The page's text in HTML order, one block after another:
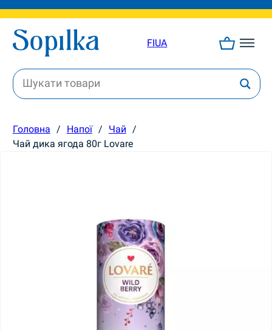
FIUA
Головна / Напої / Чай /
Чай дика ягода 80г Lovare